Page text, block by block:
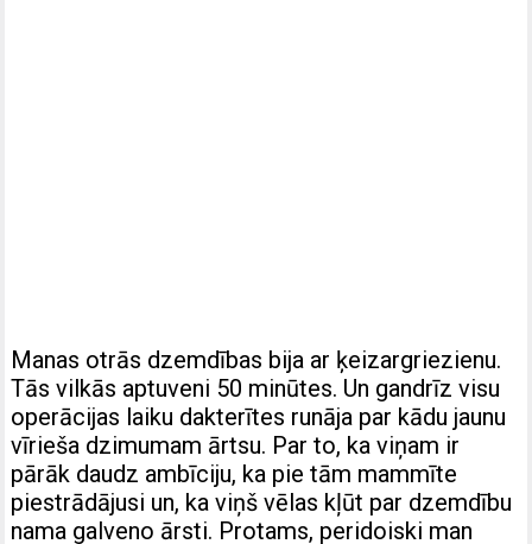
Manas otrās dzemdības bija ar ķeizargriezienu.
Tās vilkās aptuveni 50 minūtes. Un gandrīz visu
operācijas laiku dakterītes runāja par kādu jaunu
vīrieša dzimumam ārtsu. Par to, ka viņam ir
pārāk daudz ambīciju, ka pie tām mammīte
piestrādājusi un, ka viņš vēlas kļūt par dzemdību
nama galveno ārsti. Protams, peridoiski man